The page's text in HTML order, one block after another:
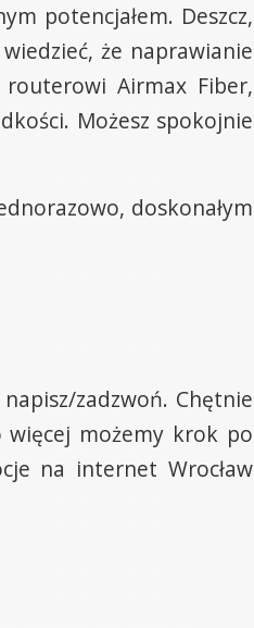
potencjałem. Deszcz,
że naprawianie
Airmax Fiber,
Możesz spokojnie
doskonałym
zadzwoń. Chętnie
więcej możemy krok po
na internet Wrocław